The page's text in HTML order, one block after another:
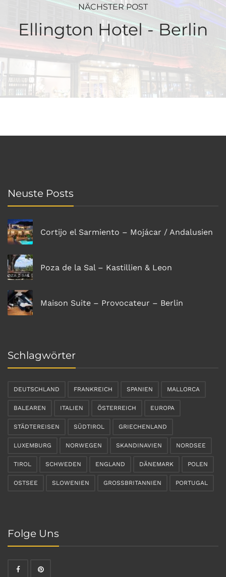
NÄCHSTER POST
Ellington Hotel - Berlin
Neuste Posts
Cortijo el Sarmiento – Mojácar / Andalusien
Poza de la Sal – Kastillien & Leon
Maison Suite – Provocateur – Berlin
Schlagwörter
DEUTSCHLAND FRANKREICH SPANIEN MALLORCA
BALEAREN ITALIEN ÖSTERREICH EUROPA
STÄDTEREISEN SÜDTIROL GRIECHENLAND
LUXEMBURG NORWEGEN SKANDINAVIEN NORDSEE
TIROL SCHWEDEN ENGLAND DÄNEMARK POLEN
OSTSEE SLOWENIEN GROSSBRITANNIEN PORTUGAL
Folge Uns